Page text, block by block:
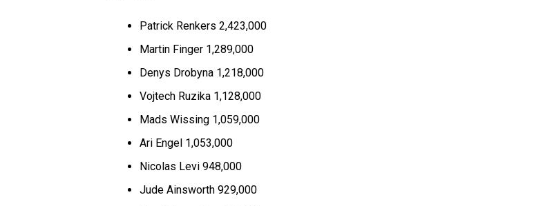
Patrick Renkers 2,423,000
Martin Finger 1,289,000
Denys Drobyna 1,218,000
Vojtech Ruzika 1,128,000
Mads Wissing 1,059,000
Ari Engel 1,053,000
Nicolas Levi 948,000
Jude Ainsworth 929,000